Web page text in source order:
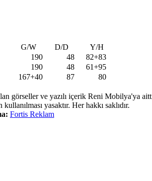
G/W D/D
Y/H
190 48
82+83
190 48
61+95
167+40 87 80
görseller ve yazılı içerik Reni Mobilya'ya
kullanılması yasaktır. Her hakkı saklıdır.
Fortis Reklam